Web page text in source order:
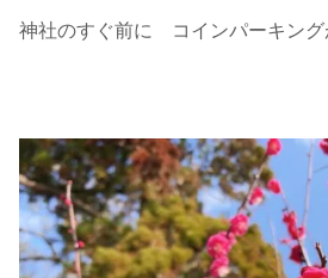
神社のすぐ前に コインパーキング